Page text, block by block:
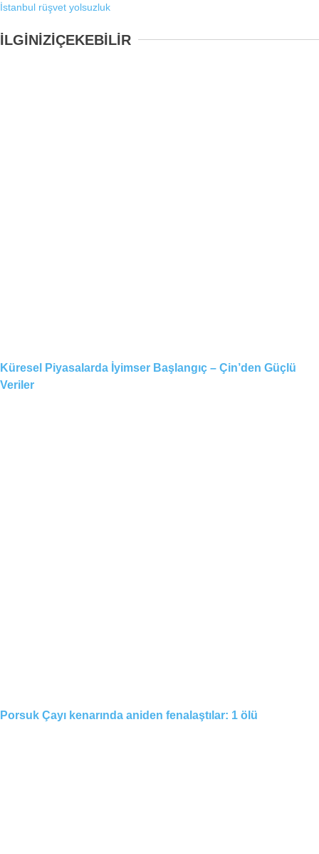
İstanbul rüşvet yolsuzluk
İLGİNİZİÇEKEBİLİR
Küresel Piyasalarda İyimser Başlangıç – Çin’den Güçlü
Veriler
Porsuk Çayı kenarında aniden fenalaştılar: 1 ölü